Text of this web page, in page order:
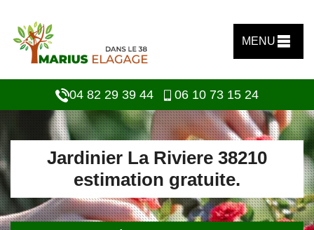
MENU
04 82 29 39 44 06 10 73 15 24
Jardinier La Riviere 38210
estimation gratuite.